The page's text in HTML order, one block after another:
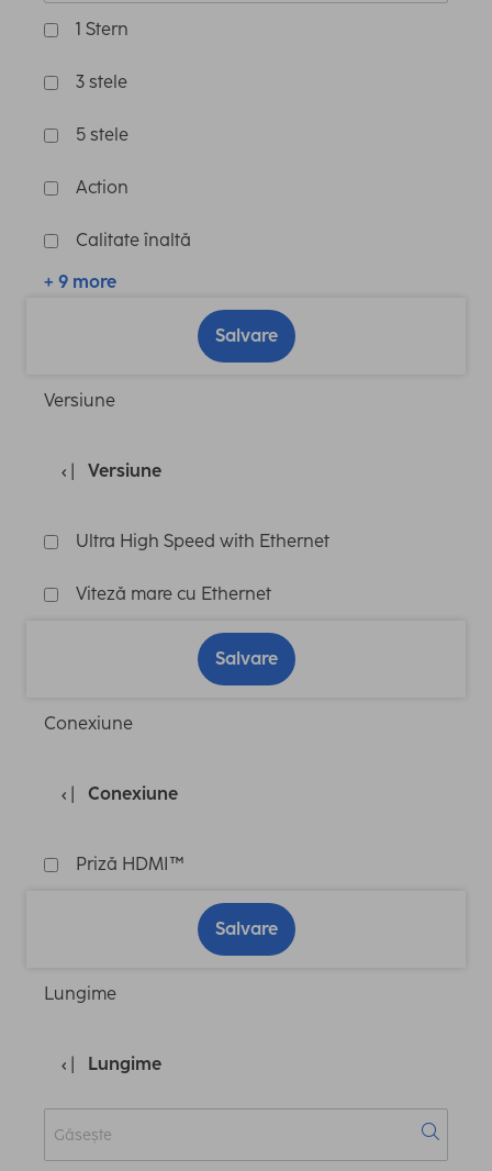
1 Stern
3 stele
5 stele
Action
Calitate înaltă
+ 9 more
Salvare
Versiune
Versiune
Ultra High Speed with Ethernet
Viteză mare cu Ethernet
Salvare
Conexiune
Conexiune
Priză HDMI™
Salvare
Lungime
Lungime